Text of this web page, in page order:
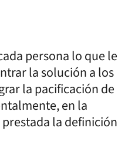
persona lo que le
la solución a los
la pacificación de
en la
la definición